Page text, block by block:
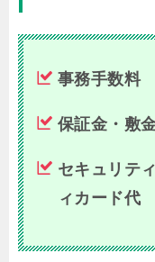
事務手数料
保証金・敷
セキュリテ
ィカード代